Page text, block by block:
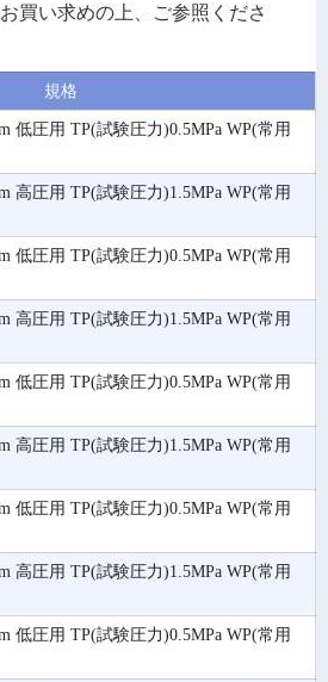
お買い求めの上、ご参照くださ
規格
低圧用 TP(試験圧力)0.5MPa WP(常用
高圧用 TP(試験圧力)1.5MPa WP(常用
低圧用 TP(試験圧力)0.5MPa WP(常用
高圧用 TP(試験圧力)1.5MPa WP(常用
低圧用 TP(試験圧力)0.5MPa WP(常用
高圧用 TP(試験圧力)1.5MPa WP(常用
低圧用 TP(試験圧力)0.5MPa WP(常用
高圧用 TP(試験圧力)1.5MPa WP(常用
低圧用 TP(試験圧力)0.5MPa WP(常用